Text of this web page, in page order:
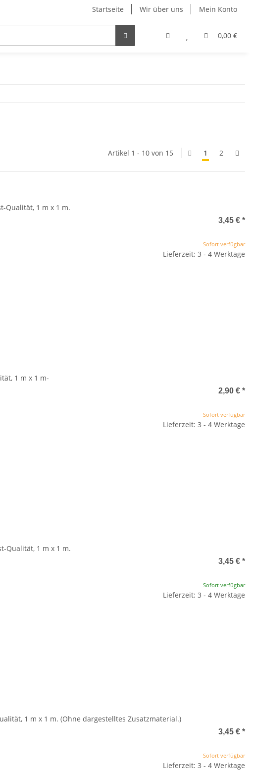
Startseite Wir über uns Mein Konto
0,00 €
Artikel 1 - 10 von 15 1 2
Qualität, 1 m x 1 m.
3,45 € *
Sofort verfügbar
Lieferzeit: 3 - 4 Werktage
1 m x 1 m-
2,90 € *
Sofort verfügbar
Lieferzeit: 3 - 4 Werktage
Qualität, 1 m x 1 m.
3,45 € *
Sofort verfügbar
Lieferzeit: 3 - 4 Werktage
1 m x 1 m. (Ohne dargestelltes Zusatzmaterial.)
3,45 € *
Sofort verfügbar
Lieferzeit: 3 - 4 Werktage